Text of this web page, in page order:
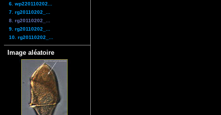
6. wp220110202...
7. rg20110202_...
8. rg20110202_...
9. rg20110202_...
10. rg20110202_...
Image aléatoire